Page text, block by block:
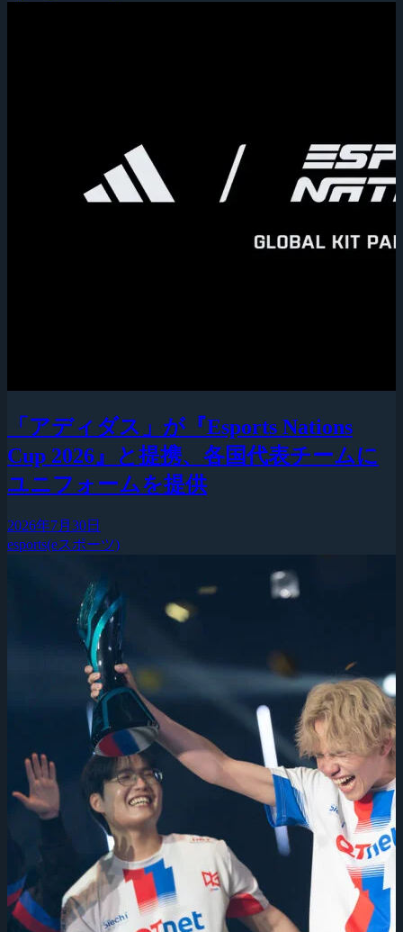
「アディダス」が『Esports Nations
Cup 2026』と提携、各国代表チームに
ユニフォームを提供
2026年7月30日
esports(eスポーツ)